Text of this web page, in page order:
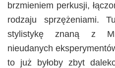
brzmieniem perkusji,
rodzaju sprzężeniami.
stylistykę znaną z
nieudanych
to już byłoby zbyt